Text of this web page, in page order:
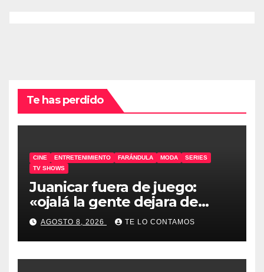
Te has perdido
CINE ENTRETENIMIENTO FARÁNDULA MODA
SERIES
TV SHOWS
Juanicar fuera de juego:
«ojalá la gente dejara de
odiar tanto»
AGOSTO 8, 2026 TE LO CONTAMOS